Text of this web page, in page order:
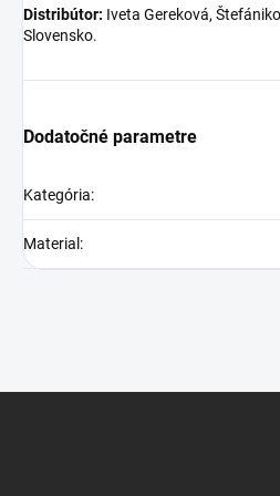
Distribútor: Iveta Gereková,
Slovensko.
Dodatočné parametre
Kategória:
Material :